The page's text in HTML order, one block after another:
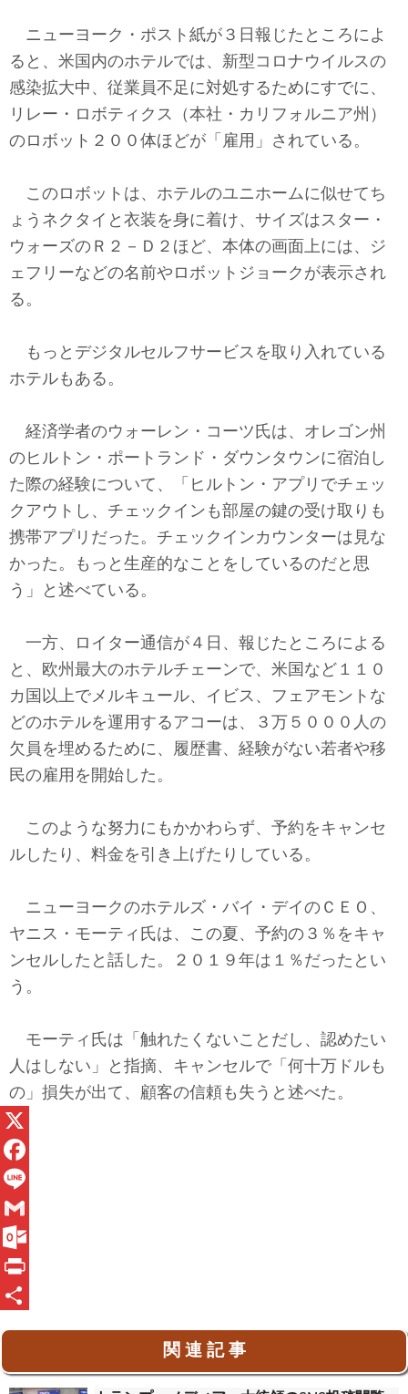
ニューヨーク・ポスト紙が３日報じたところによ
ると、米国内のホテルでは、新型コロナウイルスの
感染拡大中、従業員不足に対処するためにすでに、
リレー・ロボティクス（本社・カリフォルニア州）
のロボット２００体ほどが「雇用」されている。
このロボットは、ホテルのユニホームに似せてち
ょうネクタイと衣装を身に着け、サイズはスター・
ウォーズのＲ２－Ｄ２ほど、本体の画面上には、ジ
ェフリーなどの名前やロボットジョークが表示され
る。
もっとデジタルセルフサービスを取り入れている
ホテルもある。
経済学者のウォーレン・コーツ氏は、オレゴン州
のヒルトン・ポートランド・ダウンタウンに宿泊し
た際の経験について、「ヒルトン・アプリでチェッ
クアウトし、チェックインも部屋の鍵の受け取りも
携帯アプリだった。チェックインカウンターは見な
かった。もっと生産的なことをしているのだと思
う」と述べている。
一方、ロイター通信が４日、報じたところによる
と、欧州最大のホテルチェーンで、米国など１１０
カ国以上でメルキュール、イビス、フェアモントな
どのホテルを運用するアコーは、３万５０００人の
欠員を埋めるために、履歴書、経験がない若者や移
民の雇用を開始した。
このような努力にもかかわらず、予約をキャンセ
ルしたり、料金を引き上げたりしている。
ニューヨークのホテルズ・バイ・デイのＣＥＯ、
ヤニス・モーティ氏は、この夏、予約の３％をキャ
ンセルしたと話した。２０１９年は１％だったとい
う。
モーティ氏は「触れたくないことだし、認めたい
人はしない」と指摘、キャンセルで「何十万ドルも
の」損失が出て、顧客の信頼も失うと述べた。
X
F
a
c
e
b
L
n
e
G
m
a
O
uP
関 連 記 事